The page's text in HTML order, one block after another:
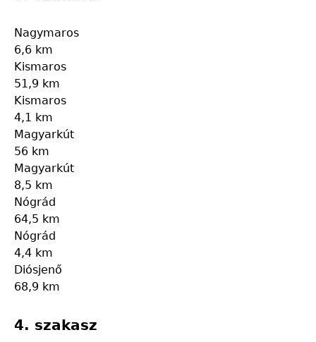
Nagymaros
6,6 km
Kismaros
51,9 km
Kismaros
4,1 km
Magyarkút
56 km
Magyarkút
8,5 km
Nógrád
64,5 km
Nógrád
4,4 km
Diósjenő
68,9 km
4. szakasz